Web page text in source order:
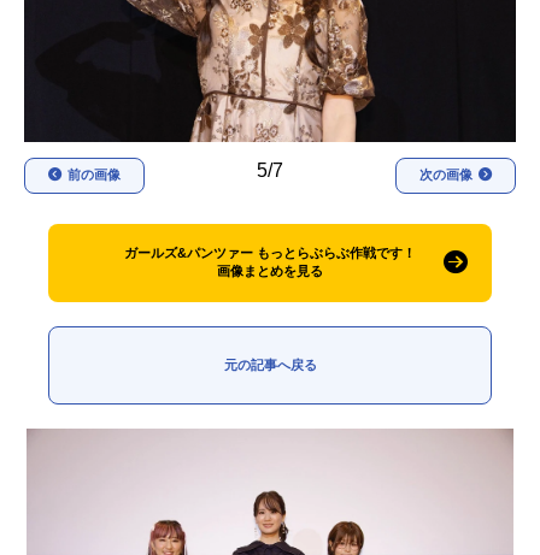
今期アニメ曜日別一覧
夏アニメ
秋アニメ 冬アニメ
男性声優/女性声優一覧
FOLLOW US
5/7
前の画像 次の画像
ガールズ&パンツァー もっとらぶらぶ作戦です！
画像まとめを見る
元の記事へ戻る